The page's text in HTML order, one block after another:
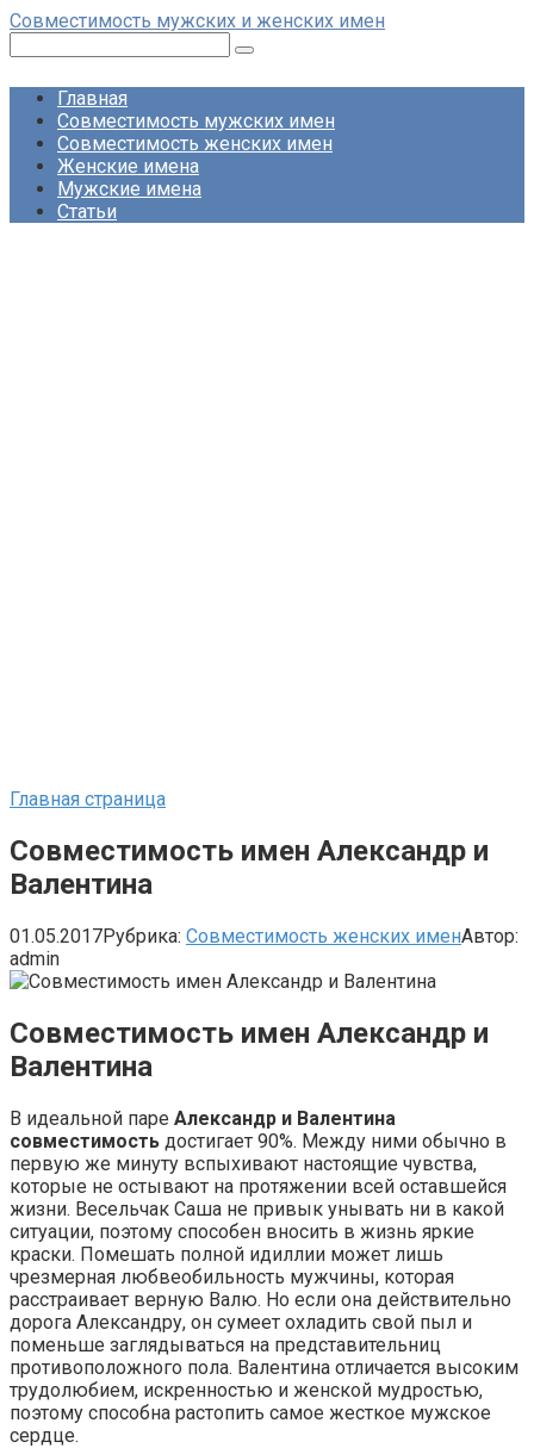
Перейти
контенту
Совместимость мужских и женских имен
Главная
Совместимость мужских имен
Совместимость женских имен
Женские имена
Мужские имена
Статьи
Главная страница
Совместимость имен Александр и
Валентина
01.05.2017Рубрика: Совместимость женских именАвтор:
admin
Совместимость имен Александр и
Валентина
В идеальной паре Александр и Валентина
совместимость достигает 90%. Между ними обычно в
первую же минуту вспыхивают настоящие чувства,
которые не остывают на протяжении всей оставшейся
жизни. Весельчак Саша не привык унывать ни в какой
ситуации, поэтому способен вносить в жизнь яркие
краски. Помешать полной идиллии может лишь
чрезмерная любвеобильность мужчины, которая
расстраивает верную Валю. Но если она действительно
дорога Александру, он сумеет охладить свой пыл и
поменьше заглядываться на представительниц
противоположного пола. Валентина отличается высоким
трудолюбием, искренностью и женской мудростью,
поэтому способна растопить самое жесткое мужское
сердце.